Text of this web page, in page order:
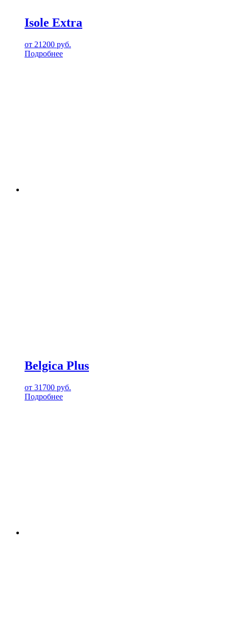
Isole Extra
от 21200 руб.
Подробнее
Belgica Plus
от 31700 руб.
Подробнее